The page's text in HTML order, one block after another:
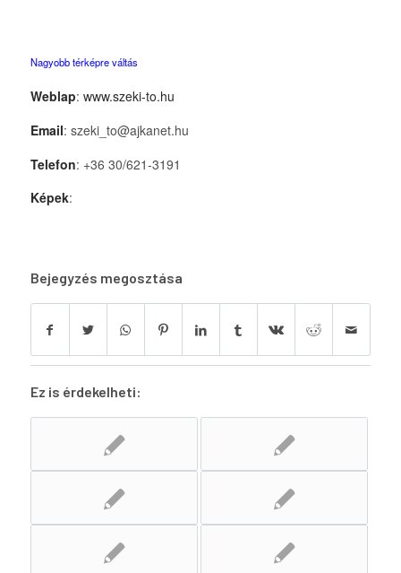
Nagyobb térképre váltás
Weblap: www.szeki-to.hu
Email: szeki_to@ajkanet.hu
Telefon: +36 30/621-3191
Képek:
Bejegyzés megosztása
Ez is érdekelheti: